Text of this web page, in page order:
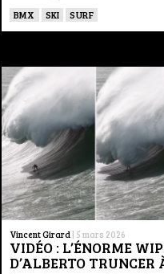
BMX SKI SURF
Vincent Girard | 5 mars 2026
VIDÉO : L’ÉNORME
D’ALBERTO